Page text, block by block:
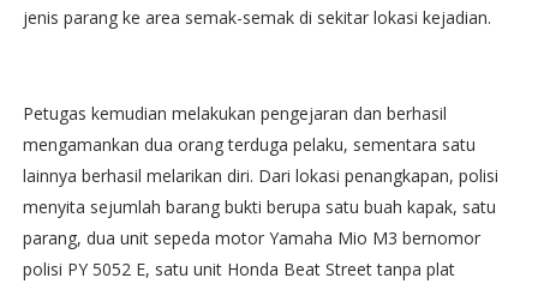
jenis parang ke area semak-semak di sekitar lokasi kejadian.
Petugas kemudian melakukan pengejaran dan berhasil
mengamankan dua orang terduga pelaku, sementara satu
lainnya berhasil melarikan diri. Dari lokasi penangkapan, polisi
menyita sejumlah barang bukti berupa satu buah kapak, satu
parang, dua unit sepeda motor Yamaha Mio M3 bernomor
polisi PY 5052 E, satu unit Honda Beat Street tanpa plat